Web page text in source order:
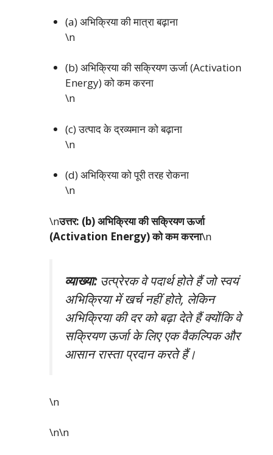
(a) अभिक्रिया की मात्रा बढ़ाना
\n
(b) अभिक्रिया की सक्रियण ऊर्जा (Activation
Energy) को कम करना
\n
(c) उत्पाद के द्रव्यमान को बढ़ाना
\n
(d) अभिक्रिया को पूरी तरह रोकना
\n
\nउत्तर: (b) अभिक्रिया की सक्रियण ऊर्जा
(Activation Energy) को कम करना\n
व्याख्या:उत्प्रेरक वे पदार्थ होते हैं जो स्वयं
अभिक्रिया में खर्च नहीं होते, लेकिन
अभिक्रिया की दर को बढ़ा देते हैं क्योंकि वे
सक्रियण ऊर्जा के लिए एक वैकल्पिक और
आसान रास्ता प्रदान करते हैं।
\n
\n\n